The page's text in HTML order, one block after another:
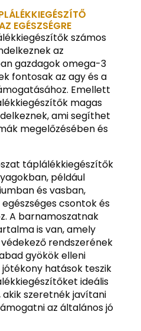
EGÉSZSÉGRE
számos
az
gazdagok omega-3
fontosak az agy és a
Emellett
magas
ami segíthet
megelőzésében és
táplálékkiegészítők
például
és vasban,
csontok és
A barnamoszatnak
is van, amely
rendszerének
gyökök elleni
jótékony hatások teszik
ideális
akik szeretnék javítani
az általános jó